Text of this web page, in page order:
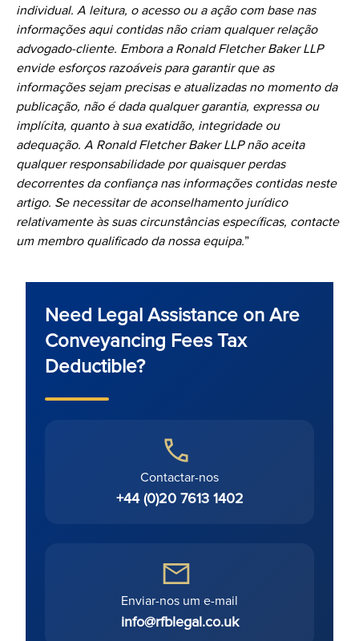
individual. A leitura, o acesso ou a ação com base nas
informações aqui contidas não criam qualquer relação
advogado-cliente. Embora a Ronald Fletcher Baker LLP
envide esforços razoáveis para garantir que as
informações sejam precisas e atualizadas no momento da
publicação, não é dada qualquer garantia, expressa ou
implícita, quanto à sua exatidão, integridade ou
adequação. A Ronald Fletcher Baker LLP não aceita
qualquer responsabilidade por quaisquer perdas
decorrentes da confiança nas informações contidas neste
artigo. Se necessitar de aconselhamento jurídico
relativamente às suas circunstâncias específicas, contacte
um membro qualificado da nossa equipa.”
Need Legal Assistance on Are
Conveyancing Fees Tax
Deductible?
Contactar-nos
+44 (0)20 7613 1402
Enviar-nos um e-mail
info@rfblegal.co.uk